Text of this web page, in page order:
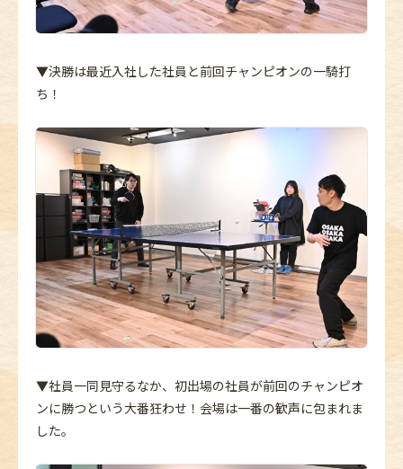
▼決勝は最近入社した社員と前回チャンピオンの一騎打
ち！
▼社員一同見守るなか、初出場の社員が前回のチャンピオ
ンに勝つという大番狂わせ！会場は一番の歓声に包まれま
した。